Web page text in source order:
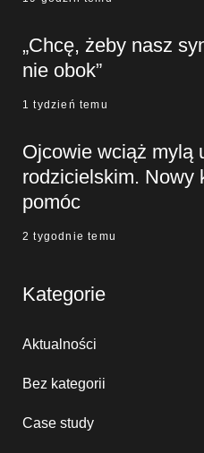
„Chcę, żeby nasz
nie obok”
1 tydzień temu
Ojcowie wciąż mylą
rodzicielskim. Nowy
pomóc
2 tygodnie temu
Kategorie
Aktualności
Bez kategorii
Case study